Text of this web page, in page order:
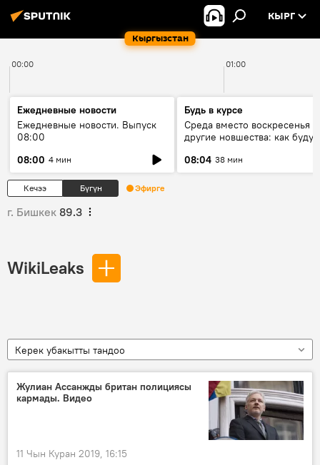
Кыргызстан
КЫРГ
00:00 01:00
Ежедневные новости
Ежедневные новости. Выпуск
08:00
08:00 4 мин
Будь в курсе
Среда вместо воскресенья и
другие новшества: как будут
08:04 38 мин
Кечээ Бүгүн Эфирге
г. Бишкек 89.3
WikiLeaks
Керек убакытты тандоо
Жулиан Ассанжды британ полициясы
кармады. Видео
11 Чын Куран 2019, 16:15